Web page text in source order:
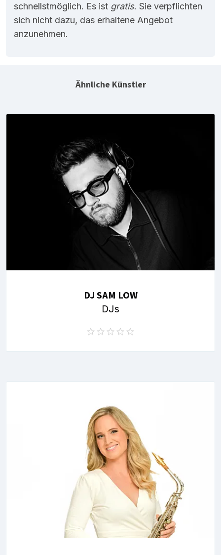
schnellstmöglich. Es ist gratis. Sie verpflichten
sich nicht dazu, das erhaltene Angebot
anzunehmen.
Ähnliche Künstler
DJ SAM LOW
DJs